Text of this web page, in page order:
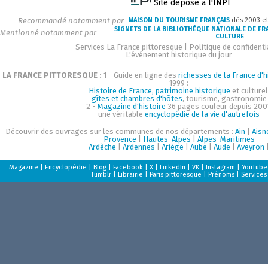
Site déposé à l'INPI
Recommandé notamment par MAISON DU TOURISME FRANÇAIS dès 2003
Mentionné notamment par
SIGNETS DE LA BIBLIOTHÈQUE NATIONALE DE
CULTURE
Services La France pittoresque
Politique de
L'événement historique du jour
LA FRANCE PITTORESQUE : 1 - Guide en ligne des richesses de la France
1999 :
Histoire de France, patrimoine historique et
gîtes et chambres d'hôtes, tourisme, gastronomie
2 - Magazine d'histoire 36 pages couleur depuis
une véritableencyclopédie de la vie d'autrefois
Découvrir des ouvrages sur les communes de nos départements :Ain |
Provence
Hautes-Alpes
Alpes-Maritimes
Ardèche |Ardennes |Ariège |Aube |Aude |Aveyron
Magazine |Encyclopédie |Blog |Facebook |X |LinkedIn |VK |Instagram |YouTube
Tumblr |Librairie |Paris pittoresque |Prénoms Services